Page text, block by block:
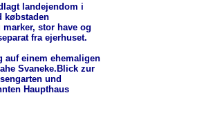
landejendom i
købstaden
stor have og
fra ejerhuset.
auf einem ehemaligen
Svaneke.Blick zur
und
Haupthaus